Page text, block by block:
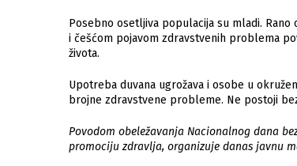
Posebno osetljiva populacija su mladi.
i češćom pojavom zdravstvenih problema
života.
Upotreba duvana ugrožava i osobe u
brojne zdravstvene probleme. Ne postoji
Povodom obeležavanja Nacionalnog dana
promociju zdravlja, organizuje danas javnu